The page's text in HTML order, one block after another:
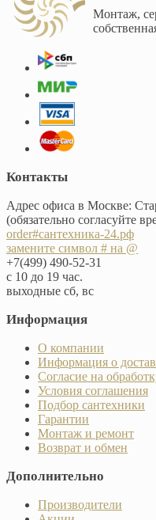
Монтаж,
Контакты
Адрес офиса в Москве:
(обязательно согласуйте
order#сантехника-24.рф
замените символ # на @
+7(499) 490-52-31
с 10 до 19 час.
выходные сб, вс
Информация
О компании
Информация о
Согласие на
Условия соглашения
Подбор сантехники
Гарантии
Монтаж и ремонт
Возврат и обмен
Дополнительно
Производители